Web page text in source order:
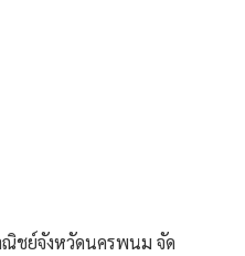
ชย์จังหวัดนครพนม จัด